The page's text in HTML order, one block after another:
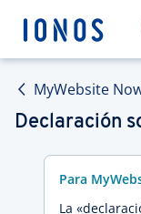
MyWebsite
Declaración
Para
La